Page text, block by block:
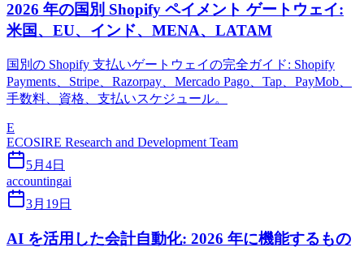
2026 年の国別 Shopify ペイメント ゲートウェイ:
米国、EU、インド、MENA、LATAM
国別の Shopify 支払いゲートウェイの完全ガイド: Shopify
Payments、Stripe、Razorpay、Mercado Pago、Tap、PayMob、
手数料、資格、支払いスケジュール。
E
ECOSIRE Research and Development Team
5月4日
accountingai
3月19日
AI を活用した会計自動化: 2026 年に機能するもの